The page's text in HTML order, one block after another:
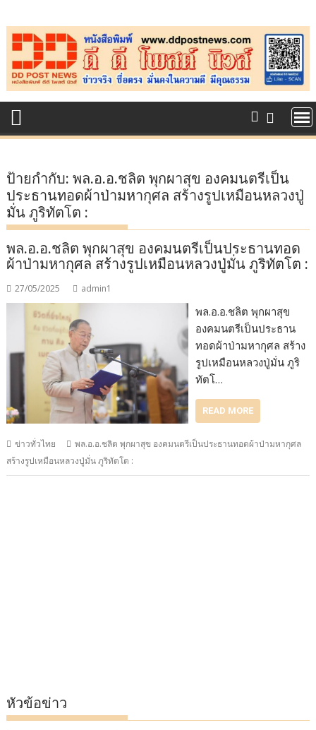
to
content
ป้ายกำกับ:พล.อ.อ.ชลิต พุกผาสุข องคมนตรีเป็น
ประธานทอดผ้าป่ามหากุศล สร้างรูปเหมือนหลวงปู่
มั่น ภูริทัตโต :
พล.อ.อ.ชลิต พุกผาสุข องคมนตรีเป็นประธานทอด
ผ้าป่ามหากุศล สร้างรูปเหมือนหลวงปู่มั่น ภูริทัตโต :
27/05/2025 admin1
พล.อ.อ.ชลิต พุกผาสุข
องคมนตรีเป็นประธาน
ทอดผ้าป่ามหากุศล สร้าง
รูปเหมือนหลวงปู่มั่น ภูริ
ทัตโ…
READ MORE
ข่าวทั่วไทย
พล.อ.อ.ชลิต พุกผาสุข องคมนตรีเป็นประธานทอดผ้าป่ามหากุศล
สร้างรูปเหมือนหลวงปู่มั่น ภูริทัตโต :
หัวข้อข่าว